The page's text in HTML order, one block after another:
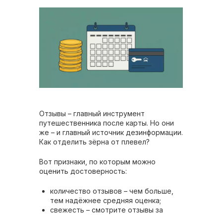
Отзывы – главный инструмент
путешественника после карты. Но они
же – и главный источник дезинформации.
Как отделить зёрна от плевел?
Вот признаки, по которым можно
оценить достоверность:
количество отзывов – чем больше,
тем надёжнее средняя оценка;
свежесть – смотрите отзывы за